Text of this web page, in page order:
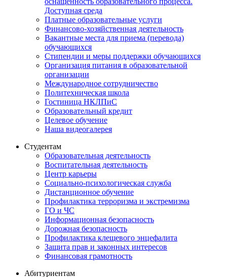
Доступная среда
Платные образовательные услуги
Финансово-хозяйственная деятельность
Вакантные места для приема (перевода)
обучающихся
Стипендии и меры поддержки обучающихся
Организация питания в образовательной
организации
Международное сотрудничество
Политехническая школа
Гостиница НКЛПиС
Образовательный кредит
Целевое обучение
Наша видеогалерея
Студентам
Образовательная деятельность
Воспитательная деятельность
Центр карьеры
Социально-психологическая служба
Дистанционное обучение
Профилактика терроризма и экстремизма
ГО и ЧС
Информационная безопасность
Дорожная безопасность
Профилактика клещевого энцефалита
Защита прав и законных интересов
Финансовая грамотность
Абитуриентам